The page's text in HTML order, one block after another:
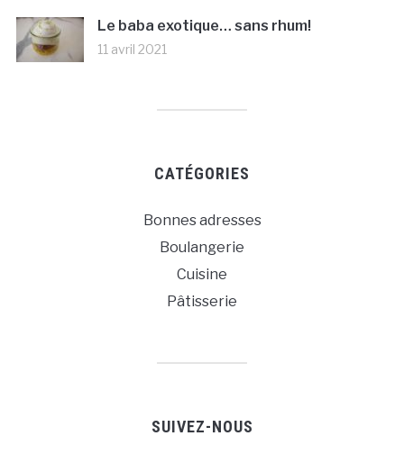
Le baba exotique… sans rhum!
11 avril 2021
CATÉGORIES
Bonnes adresses
Boulangerie
Cuisine
Pâtisserie
SUIVEZ-NOUS